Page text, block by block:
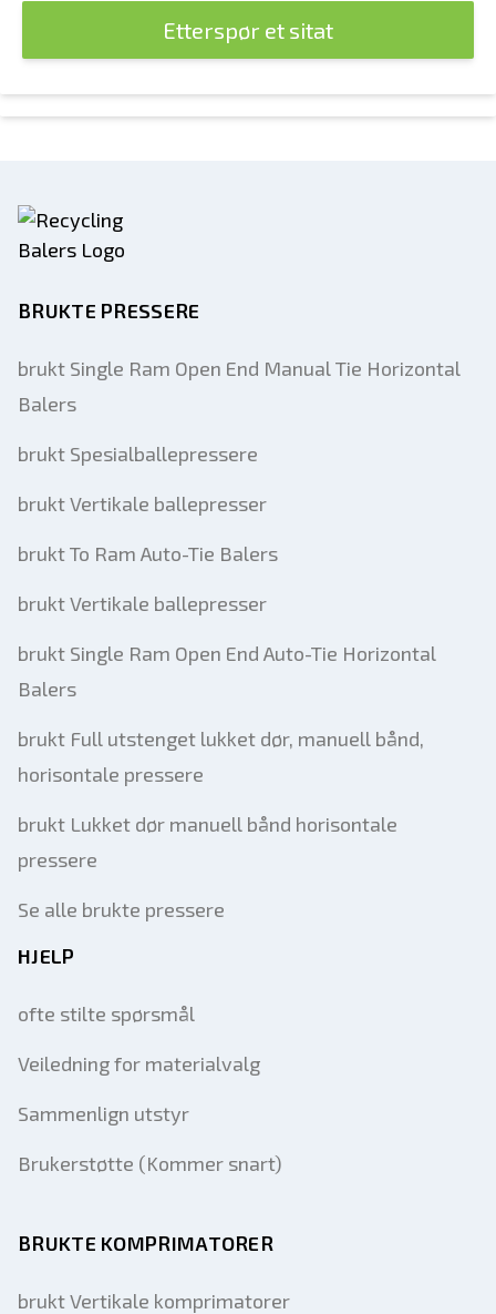
Etterspør et sitat
BRUKTE PRESSERE
brukt Single Ram Open End Manual Tie Horizontal
Balers
brukt Spesialballepressere
brukt Vertikale ballepresser
brukt To Ram Auto-Tie Balers
brukt Vertikale ballepresser
brukt Single Ram Open End Auto-Tie Horizontal
Balers
brukt Full utstenget lukket dør, manuell bånd,
horisontale pressere
brukt Lukket dør manuell bånd horisontale
pressere
Se alle brukte pressere
HJELP
ofte stilte spørsmål
Veiledning for materialvalg
Sammenlign utstyr
Brukerstøtte (Kommer snart)
BRUKTE KOMPRIMATORER
brukt Vertikale komprimatorer